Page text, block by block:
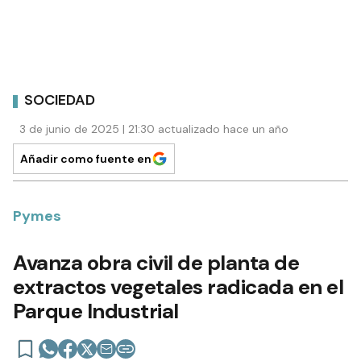
SOCIEDAD
3 de junio de 2025 | 21:30 actualizado hace un año
Añadir como fuente en
Pymes
Avanza obra civil de planta de
extractos vegetales radicada en el
Parque Industrial